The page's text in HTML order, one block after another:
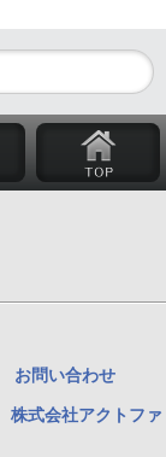
お問い合わせ
株式会社アクトファ